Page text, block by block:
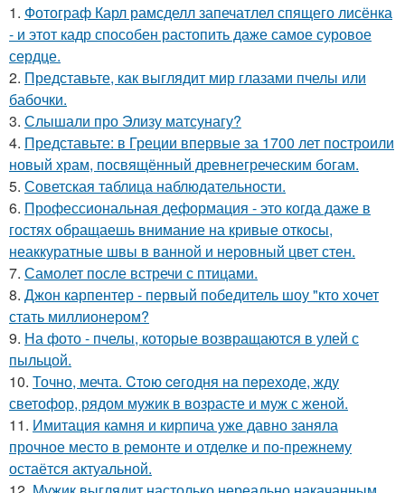
1. Фотограф Карл рамсделл запечатлел спящего лисёнка
- и этот кадр способен растопить даже самое суровое
сердце.
2. Представьте, как выглядит мир глазами пчелы или
бабочки.
3. Слышали про Элизу матсунагу?
4. Представьте: в Греции впервые за 1700 лет построили
новый храм, посвящённый древнегреческим богам.
5. Советская таблица наблюдательности.
6. Профессиональная деформация - это когда даже в
гостях обращаешь внимание на кривые откосы,
неаккуратные швы в ванной и неровный цвет стен.
7. Самолет после встречи с птицами.
8. Джон карпентер - первый победитель шоу "кто хочет
стать миллионером?
9. На фото - пчелы, которые возвращаются в улей с
пыльцой.
10. Точно, мечта. Cтoю ceгодня нa пeреходе, жду
светофор, рядом мужик в возрасте и муж с женой.
11. Имитация камня и кирпича уже давно заняла
прочное место в ремонте и отделке и по-прежнему
остаётся актуальной.